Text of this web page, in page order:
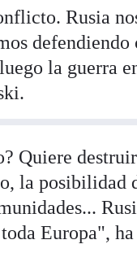
Rusia
defendiendo
la guerra
Quiere
la posibilidad
Europa",